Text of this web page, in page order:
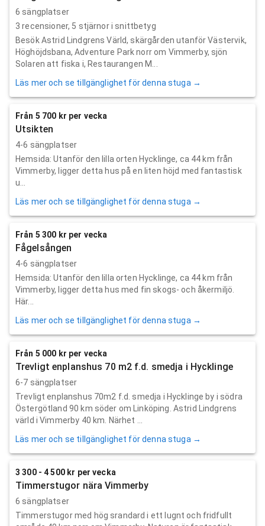
6 sängplatser
3 recensioner, 5 stjärnor i snittbetyg
Besök Astrid Lindgrens Värld, skärgården utanför Västervik,
Höghöjdsbana, Adventure Park norr om Vimmerby, sjön
Solaren att fiska i, Restaurangen M...
Läs mer och se tillgänglighet för denna stuga →
Från 5 700 kr per vecka
Utsikten
4-6 sängplatser
Hemsida: Utanför den lilla orten Hycklinge, ca 44 km från
Vimmerby, ligger detta hus på en liten höjd med fantastisk
u...
Läs mer och se tillgänglighet för denna stuga →
Från 5 300 kr per vecka
Fågelsången
4-6 sängplatser
Hemsida: Utanför den lilla orten Hycklinge, ca 44 km från
Vimmerby, ligger detta hus med fin skogs- och åkermiljö.
Här...
Läs mer och se tillgänglighet för denna stuga →
Från 5 000 kr per vecka
Trevligt enplanshus 70 m2 f.d. smedja i Hycklinge
6-7 sängplatser
Trevligt enplanshus 70m2 f.d. smedja i Hycklinge by i södra
Östergötland 90 km söder om Linköping. Astrid Lindgrens
värld i Vimmerby 40 km. Närhet ...
Läs mer och se tillgänglighet för denna stuga →
3 300 - 4 500 kr per vecka
Timmerstugor nära Vimmerby
6 sängplatser
Timmerstugor med hög srandard i ett lugnt och fridfullt